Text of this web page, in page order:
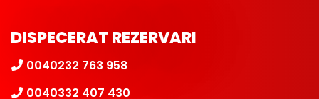
DISPECERAT REZERVARI
0040232 763 958
0040332 407 430